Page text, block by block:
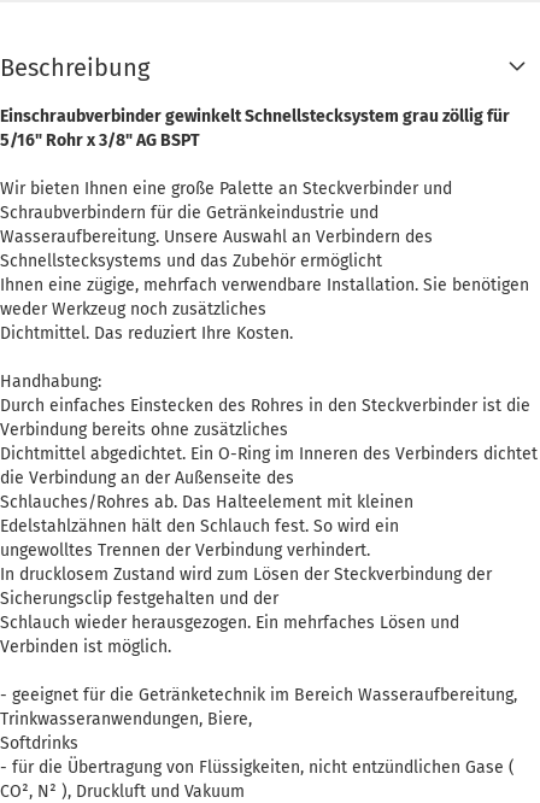
Beschreibung
Einschraubverbinder gewinkelt Schnellstecksystem grau zöllig für
5/16" Rohr x 3/8" AG BSPT
Wir bieten Ihnen eine große Palette an Steckverbinder und
Schraubverbindern für die Getränkeindustrie und
Wasseraufbereitung. Unsere Auswahl an Verbindern des
Schnellstecksystems und das Zubehör ermöglicht
Ihnen eine zügige, mehrfach verwendbare Installation. Sie benötigen
weder Werkzeug noch zusätzliches
Dichtmittel. Das reduziert Ihre Kosten.
Handhabung:
Durch einfaches Einstecken des Rohres in den Steckverbinder ist die
Verbindung bereits ohne zusätzliches
Dichtmittel abgedichtet. Ein O-Ring im Inneren des Verbinders dichtet
die Verbindung an der Außenseite des
Schlauches/Rohres ab. Das Halteelement mit kleinen
Edelstahlzähnen hält den Schlauch fest. So wird ein
ungewolltes Trennen der Verbindung verhindert.
In drucklosem Zustand wird zum Lösen der Steckverbindung der
Sicherungsclip festgehalten und der
Schlauch wieder herausgezogen. Ein mehrfaches Lösen und
Verbinden ist möglich.
- geeignet für die Getränketechnik im Bereich Wasseraufbereitung,
Trinkwasseranwendungen, Biere,
Softdrinks
- für die Übertragung von Flüssigkeiten, nicht entzündlichen Gase (
CO², N² ), Druckluft und Vakuum